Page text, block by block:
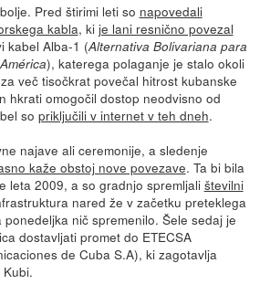
Pred štirimi leti so napovedali
kabla, ki je lani resnično povezal
kabel Alba-1 (Alternativa Bolivariana para
), katerega polaganje je stalo okoli
več tisočkrat povečal hitrost kubanske
hkrati omogočil dostop neodvisno od
so priključili v internet v teh dneh.
najave ali ceremonije, a sledenje
kaže obstoj nove povezave. Ta bi bila
leta 2009, a so gradnjo spremljali številni
nared že v začetku preteklega
nič spremenilo. Šele sedaj je
dostavljati promet do ETECSA
de Cuba S.A), ki zagotavlja